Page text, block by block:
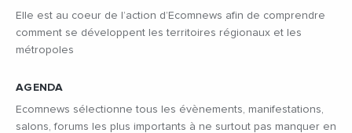
Elle est au coeur de l’action d’Ecomnews afin de comprendre
comment se développent les territoires régionaux et les
métropoles
AGENDA
Ecomnews sélectionne tous les évènements, manifestations,
salons, forums les plus importants à ne surtout pas manquer en